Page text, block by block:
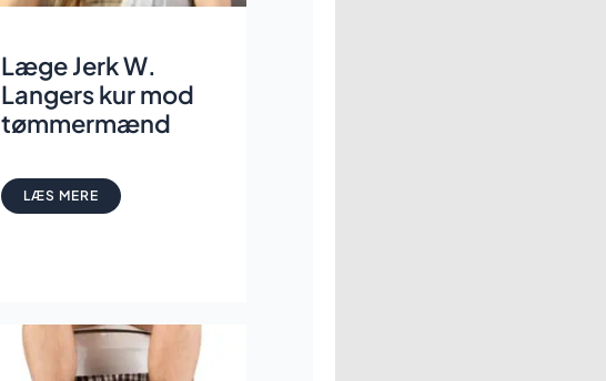
Læge Jerk W.
Langers kur mod
tømmermænd
LÆS MERE